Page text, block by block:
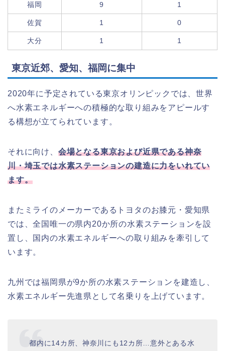
福岡 9 1
佐賀 1 0
大分 1 1
東京近郊、愛知、福岡に集中
2020年に予定されている東京オリンピックでは、世界
へ水素エネルギーへの積極的な取り組みをアピールす
る構想が立てられています。
それに向け、 会場となる東京および近県である神奈
川・埼玉では水素ステーションの建造に力をいれてい
ます。
またミライのメーカーであるトヨタのお膝元・愛知県
では、全国唯一の県内20か所の水素ステーションを設
置し、国内の水素エネルギーへの取り組みを牽引して
います。
九州では福岡県が9か所の水素ステーションを建造し、
水素エネルギー先進県として名乗りを上げています。
都内に14カ所、神奈川にも12カ所…意外とある水